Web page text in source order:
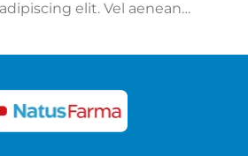
elit. Vel aenean
mauris sed platea diam. Porta
sit pharetra mattis leo amet.